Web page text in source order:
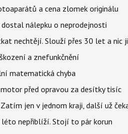
a cena zlomek originálu
dostal nálepku o neprodejnosti
nechtějí. Slouží přes 30 let a nic
a znefunkčnění
matematická chyba
před opravou za desítky tisíc
jen v jednom kraji, další už
léto nepřiblíží. Stojí to pár korun